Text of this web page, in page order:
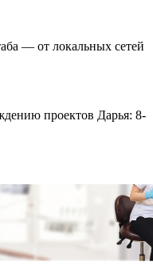
— от локальных сетей
проектов Дарья: 8-